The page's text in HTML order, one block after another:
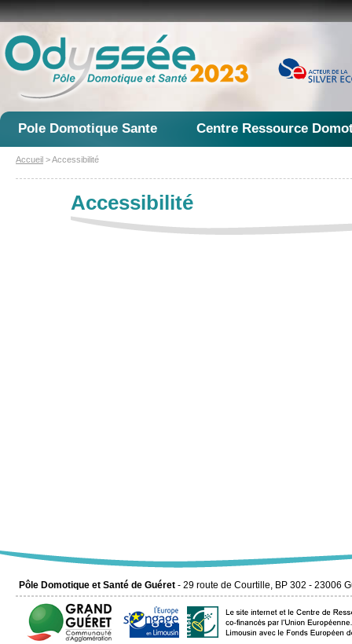
Pole Domotique Sante Centre Ressource
Accueil > Accessibilité
Accessibilité
Pôle Domotique et Santé de Guéret - 29 route de Courtille, BP 302 - 23006